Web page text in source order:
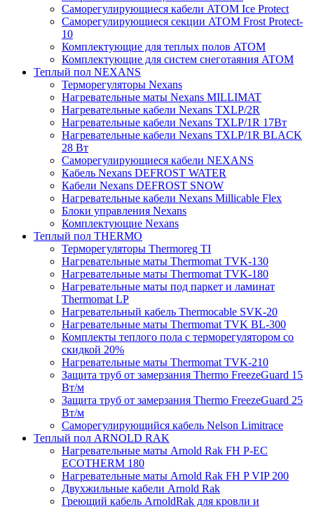
Саморегулирующиеся кабели ATOM Ice Protect
Саморегулирующиеся секции ATOM Frost Protect-
10
Комплектующие для теплых полов ATOM
Комплектующие для систем снеготаяния ATOM
Теплый пол NEXANS
Терморегуляторы Nexans
Нагревательные маты Nexans MILLIMAT
Нагревательные кабели Nexans TXLP/2R
Нагревательные кабели Nexans TXLP/1R 17Вт
Нагревательные кабели Nexans TXLP/1R BLACK
28 Вт
Саморегулирующиеся кабели NEXANS
Кабель Nexans DEFROST WATER
Кабели Nexans DEFROST SNOW
Нагревательные кабели Nexans Millicable Flex
Блоки управления Nexans
Комплектующие Nexans
Теплый пол THERMO
Терморегуляторы Thermoreg TI
Нагревательные маты Thermomat TVK-130
Нагревательные маты Thermomat TVK-180
Нагревательные маты под паркет и ламинат
Thermomat LP
Нагревательный кабель Thermocable SVK-20
Нагревательные маты Thermomat TVK BL-300
Комплекты теплого пола с терморегулятором со
скидкой 20%
Нагревательные маты Thermomat TVK-210
Защита труб от замерзания Thermo FreezeGuard 15
Вт/м
Защита труб от замерзания Thermo FreezeGuard 25
Вт/м
Саморегулирующийся кабель Nelson Limitrace
Теплый пол ARNOLD RAK
Нагревательные маты Arnold Rak FH P-EC
ECOTHERM 180
Нагревательные маты Arnold Rak FH P VIP 200
Двухжильные кабели Arnold Rak
Греющий кабель ArnoldRak для кровли и